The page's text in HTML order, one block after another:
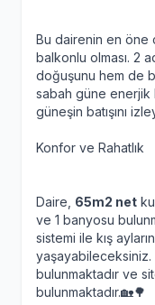
Bu dairenin en öne
balkonlu olması. 2
doğuşunu hem de
sabah güne enerjik
güneşin batışını
Konfor ve Rahatlık
Daire, 65m2 net
ve 1 banyosu
sistemi ile kış
yaşayabileceksiniz.
bulunmaktadır ve
bulunmaktadır.🏡🌳